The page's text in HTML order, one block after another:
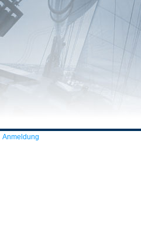
Anmeldung